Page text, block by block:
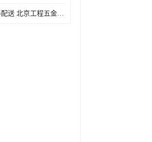
电工电料配送 北京工程五金材料配送 华信万佳商贸